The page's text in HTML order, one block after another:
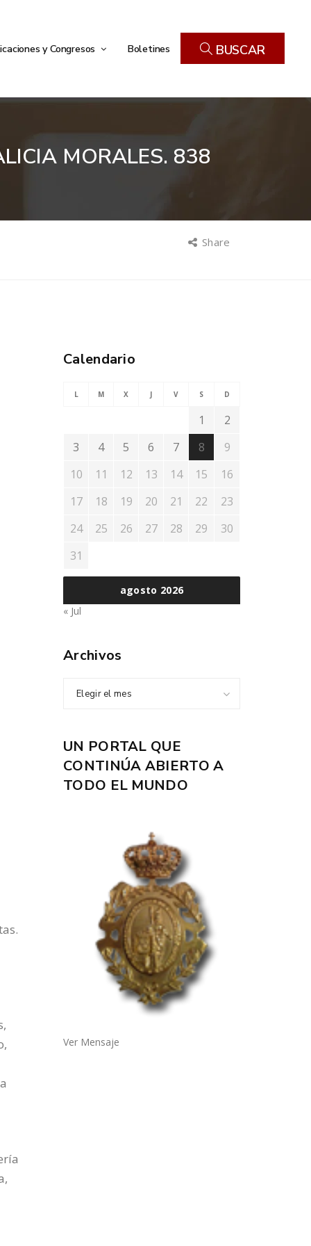
y Congresos Boletines BUSCAR
MORALES. 838
Share
Calendario
agosto 2026
L M X J V S D
1
2
3
4 5 6 7 8
9
10
11 12 13 14 15
16
17
18 19 20 21 22
23
24
25 26 27 28 29
30
31
« Jul
Archivos
Elegir el mes
UN PORTAL QUE
CONTINÚA ABIERTO A
TODO EL MUNDO
Ver Mensaje